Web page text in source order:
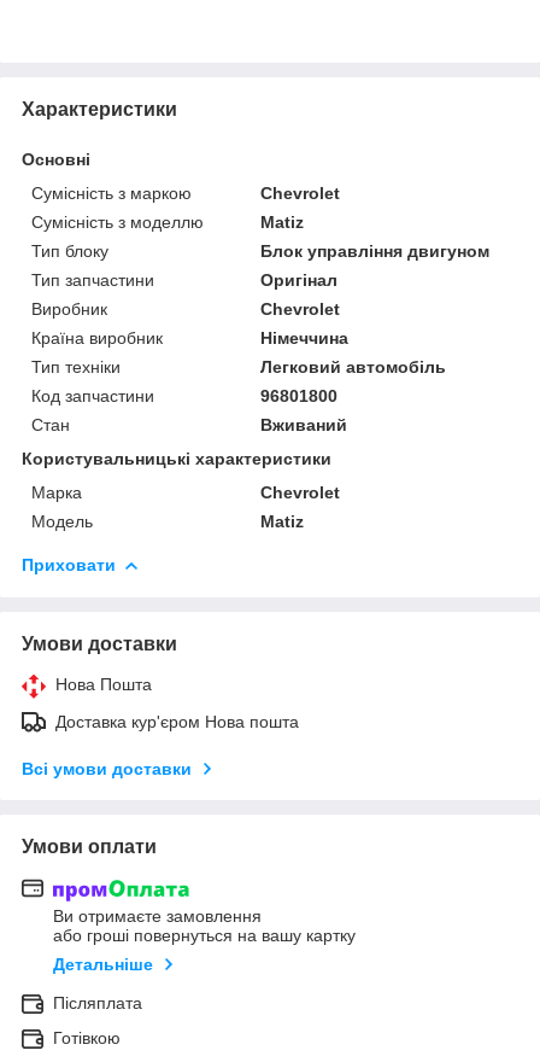
Характеристики
Основні
Сумісність з маркою
Chevrolet
Сумісність з моделлю
Matiz
Тип блоку
Блок управління двигуном
Тип запчастини
Оригінал
Виробник
Chevrolet
Країна виробник
Німеччина
Тип техніки
Легковий автомобіль
Код запчастини
96801800
Стан
Вживаний
Користувальницькі характеристики
Марка
Chevrolet
Модель
Matiz
Приховати
Умови доставки
Нова Пошта
Доставка кур'єром Нова пошта
Всі умови доставки
Умови оплати
Ви отримаєте замовлення
або гроші повернуться на вашу картку
Детальніше
Післяплата
Готівкою